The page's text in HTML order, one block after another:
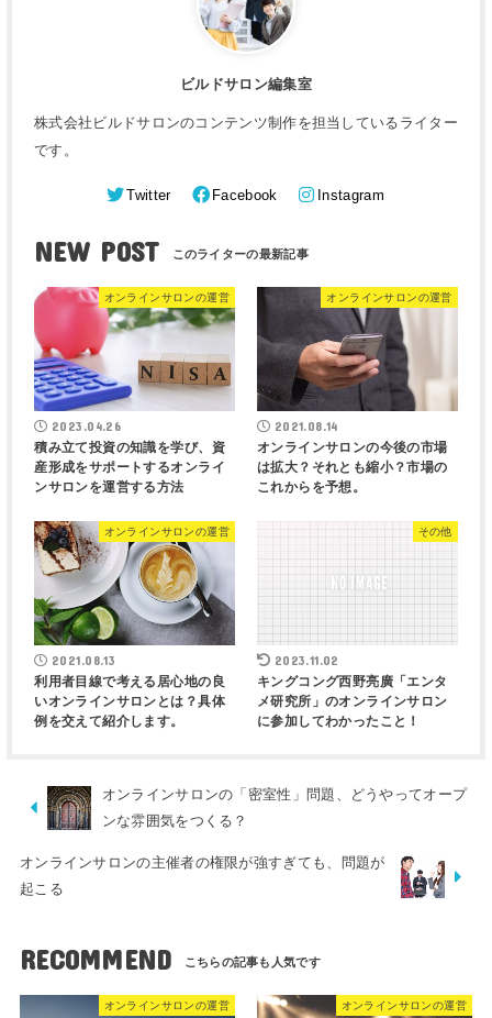
ビルドサロン編集室
株式会社ビルドサロンのコンテンツ制作を担当しているライター
です。
Twitter Facebook Instagram
NEW POST
オンラインサロンの運営
2023.04.26
積み立て投資の知識を学び、資
産形成をサポートするオンライ
ンサロンを運営する方法
オンラインサロンの運営
2021.08.14
オンラインサロンの今後の市場
は拡大？それとも縮小？市場の
これからを予想。
オンラインサロンの運営
2021.08.13
利用者目線で考える居心地の良
いオンラインサロンとは？具体
例を交えて紹介します。
その他
2023.11.02
キングコング西野亮廣「エンタ
メ研究所」のオンラインサロン
に参加してわかったこと！
オンラインサロンの「密室性」問題、どうやってオープ
ンな雰囲気をつくる？
オンラインサロンの主催者の権限が強すぎても、問題が
起こる
RECOMMEND
オンラインサロンの運営 オンラインサロンの運営